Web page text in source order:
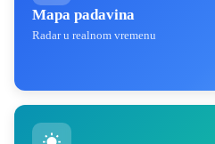
Mapa padavina
Radar u realnom vremenu